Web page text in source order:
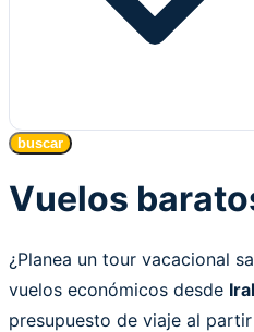
buscar
Vuelos
¿Planea un tour vacacional
vuelos económicos desde
presupuesto de viaje al